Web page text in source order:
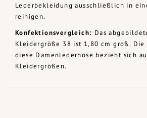
Lederbekleidung ausschließlich in
reinigen.
Konfektionsvergleich: Das
Kleidergröße 38 ist 1,80 cm groß. Die
diese Damenlederhose bezieht sich
Kleidergrößen.